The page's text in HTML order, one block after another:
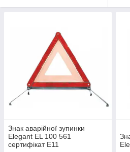
Знак аварійної зупинки
Elegant EL 100 561
сертифікат Е11